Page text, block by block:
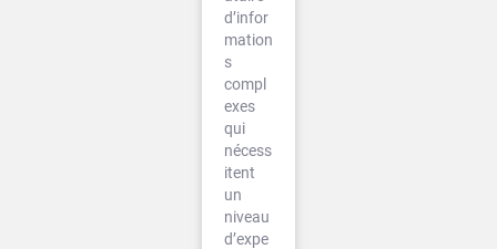
d’infor
mation
s
compl
exes
qui
nécess
itent
un
niveau
d’expe